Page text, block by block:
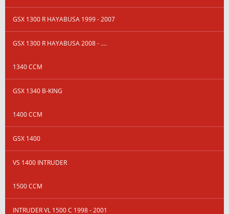
GSX 1300 R HAYABUSA 1999 - 2007
GSX 1300 R HAYABUSA 2008 - ....
1340 CCM
GSX 1340 B-KING
1400 CCM
GSX 1400
VS 1400 INTRUDER
1500 CCM
INTRUDER VL 1500 C 1998 - 2001